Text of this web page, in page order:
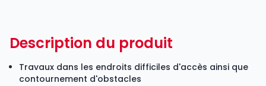
Description du produit
Travaux dans les endroits difficiles d'accès ainsi que
contournement d'obstacles